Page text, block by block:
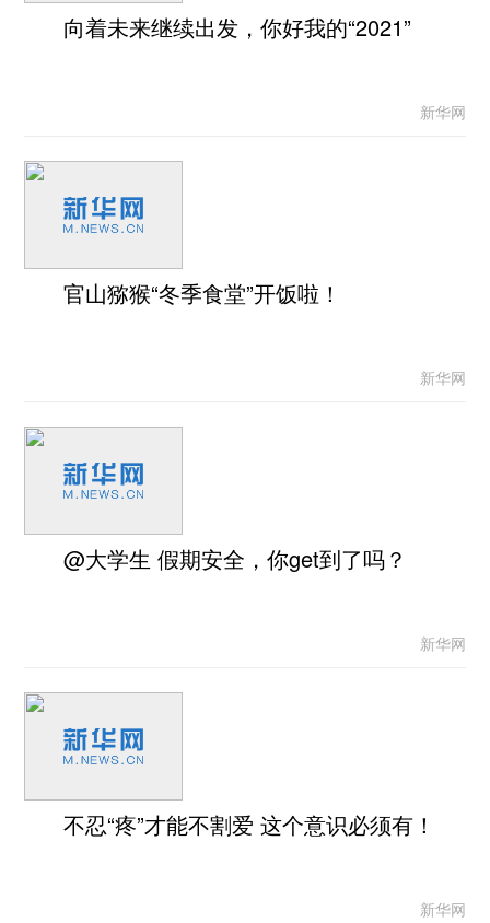
向着未来继续出发，你好我的“2021”
新华网
官山猕猴“冬季食堂”开饭啦！
新华网
@大学生 假期安全，你get到了吗？
新华网
不忍“疼”才能不割爱 这个意识必须有！
新华网